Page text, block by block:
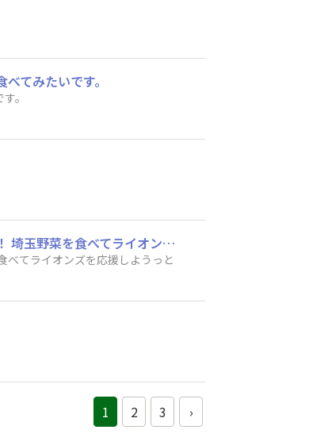
てみたいです。
。
私の勝負めしはラタトゥイユ。 夏野菜いっぱいです。 埼玉で買ったかぼちゃ、なす、ピーマン！ 埼玉野菜を食べてライオンズを応援しようっと
野菜を食べてライオンズを応援しようっと
1 2 3 ›